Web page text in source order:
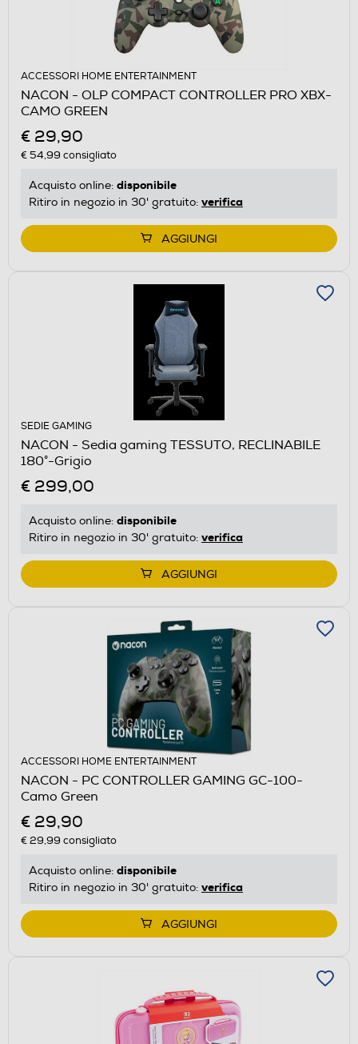
ACCESSORI HOME ENTERTAINMENT
NACON - OLP COMPACT CONTROLLER PRO XBX-
CAMO GREEN
€ 29,90
€ 54,99 consigliato
Acquisto online: disponibile
Ritiro in negozio in 30' gratuito: verifica
AGGIUNGI
SEDIE GAMING
NACON - Sedia gaming TESSUTO, RECLINABILE
180°-Grigio
€ 299,00
Acquisto online: disponibile
Ritiro in negozio in 30' gratuito: verifica
AGGIUNGI
ACCESSORI HOME ENTERTAINMENT
NACON - PC CONTROLLER GAMING GC-100-
Camo Green
€ 29,90
€ 29,99 consigliato
Acquisto online: disponibile
Ritiro in negozio in 30' gratuito: verifica
AGGIUNGI